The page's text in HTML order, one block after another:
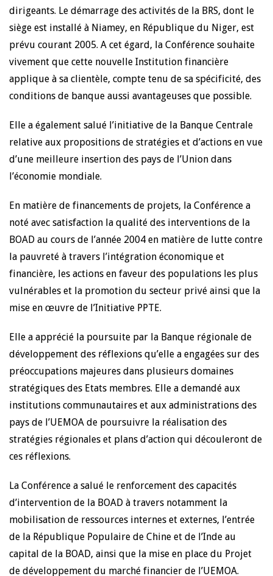
dirigeants. Le démarrage des activités de la BRS, dont le
siège est installé à Niamey, en République du Niger, est
prévu courant 2005. A cet égard, la Conférence souhaite
vivement que cette nouvelle Institution financière
applique à sa clientèle, compte tenu de sa spécificité, des
conditions de banque aussi avantageuses que possible.
Elle a également salué l’initiative de la Banque Centrale
relative aux propositions de stratégies et d’actions en vue
d’une meilleure insertion des pays de l’Union dans
l’économie mondiale.
En matière de financements de projets, la Conférence a
noté avec satisfaction la qualité des interventions de la
BOAD au cours de l’année 2004 en matière de lutte contre
la pauvreté à travers l’intégration économique et
financière, les actions en faveur des populations les plus
vulnérables et la promotion du secteur privé ainsi que la
mise en œuvre de l’Initiative PPTE.
Elle a apprécié la poursuite par la Banque régionale de
développement des réflexions qu’elle a engagées sur des
préoccupations majeures dans plusieurs domaines
stratégiques des Etats membres. Elle a demandé aux
institutions communautaires et aux administrations des
pays de l’UEMOA de poursuivre la réalisation des
stratégies régionales et plans d’action qui découleront de
ces réflexions.
La Conférence a salué le renforcement des capacités
d’intervention de la BOAD à travers notamment la
mobilisation de ressources internes et externes, l’entrée
de la République Populaire de Chine et de l’Inde au
capital de la BOAD, ainsi que la mise en place du Projet
de développement du marché financier de l’UEMOA.